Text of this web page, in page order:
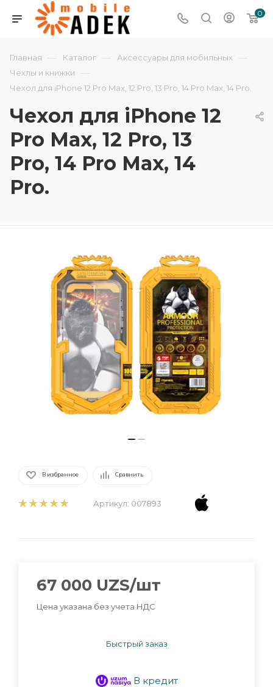
0
Главная — Каталог — Аксессуары для мобильных —
Чехлы и книжки —
Чехол для iPhone 12 Pro Max, 12 Pro, 13 Pro, 14 Pro Max, 14 Pro.
Чехол для iPhone 12
Pro Max, 12 Pro, 13
Pro, 14 Pro Max, 14
Pro.
В избранное Сравнить
Артикул: 007893
67 000 UZS/шт
Цена указана без учета НДС
Быстрый заказ
В кредит